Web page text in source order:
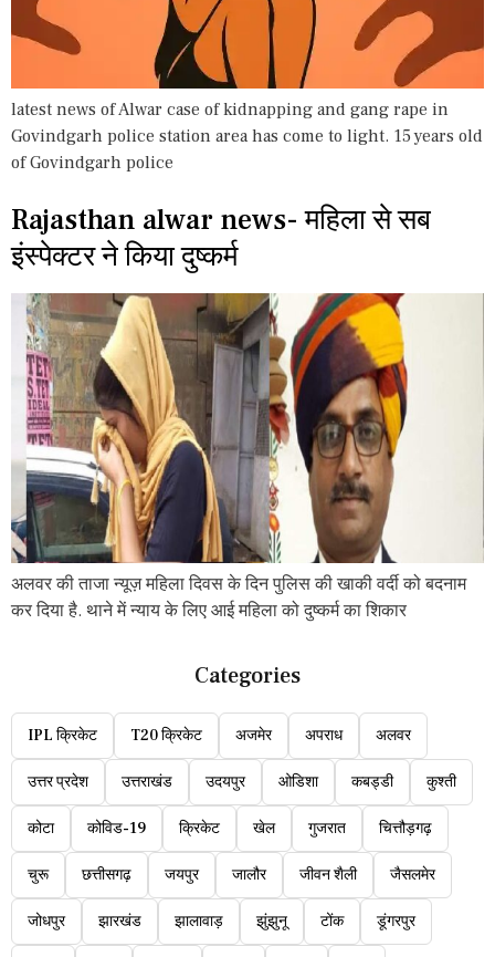
latest news of Alwar case of kidnapping and gang rape in
Govindgarh police station area has come to light. 15 years old
of Govindgarh police
Rajasthan alwar news- महिला से सब
इंस्पेक्टर ने किया दुष्कर्म
अलवर की ताजा न्यूज़ महिला दिवस के दिन पुलिस की खाकी वर्दी को बदनाम
कर दिया है. थाने में न्याय के लिए आई महिला को दुष्कर्म का शिकार
Categories
IPL क्रिकेट T20 क्रिकेट अजमेर अपराध अलवर
उत्तर प्रदेश उत्तराखंड उदयपुर ओडिशा कबड्डी कुश्ती
कोटा कोविड-19 क्रिकेट खेल गुजरात चित्तौड़गढ़
चुरू छत्तीसगढ़ जयपुर जालौर जीवन शैली जैसलमेर
जोधपुर झारखंड झालावाड़ झुंझुनू टोंक डूंगरपुर